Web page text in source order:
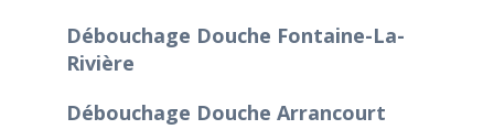
Débouchage Douche Fontaine-La-
Rivière
Débouchage Douche Arrancourt